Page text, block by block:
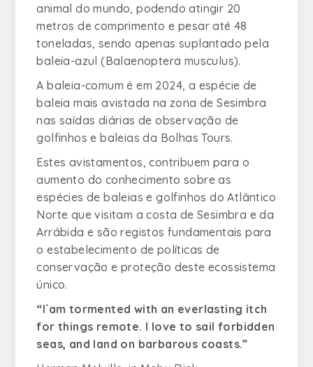
animal do mundo, podendo atingir 20
metros de comprimento e pesar até 48
toneladas, sendo apenas suplantado pela
baleia-azul (Balaenoptera musculus).
A baleia-comum é em 2024, a espécie de
baleia mais avistada na zona de Sesimbra
nas saídas diárias de observação de
golfinhos e baleias da Bolhas Tours.
Estes avistamentos, contribuem para o
aumento do conhecimento sobre as
espécies de baleias e golfinhos do Atlântico
Norte que visitam a costa de Sesimbra e da
Arrábida e são registos fundamentais para
o estabelecimento de políticas de
conservação e proteção deste ecossistema
único.
“I´am tormented with an everlasting itch
for things remote. I love to sail forbidden
seas, and land on barbarous coasts.”